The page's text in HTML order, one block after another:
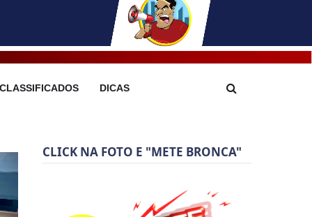
CLASSIFICADOS DICAS
CLICK NA FOTO E "METE BRONCA"